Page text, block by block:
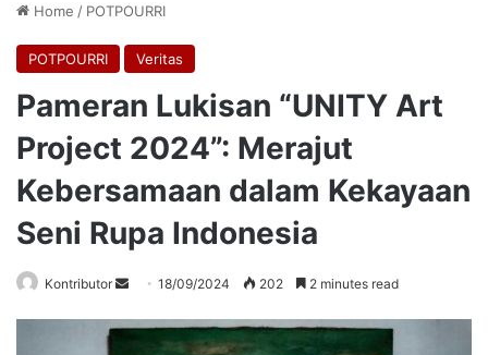
Home / POTPOURRI
POTPOURRI Veritas
Pameran Lukisan “UNITY Art
Project 2024”: Merajut
Kebersamaan dalam Kekayaan
Seni Rupa Indonesia
Kontributor
Send18/09/2024 202 2 minutes read